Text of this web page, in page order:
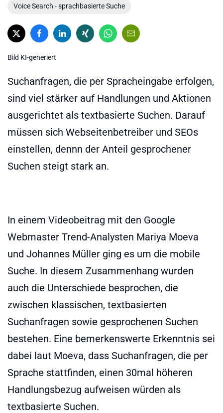
Voice Search - sprachbasierte Suche
Bild KI-generiert
Suchanfragen, die per Spracheingabe erfolgen,
sind viel stärker auf Handlungen und Aktionen
ausgerichtet als textbasierte Suchen. Darauf
müssen sich Webseitenbetreiber und SEOs
einstellen, dennn der Anteil gesprochener
Suchen steigt stark an.
In einem Videobeitrag mit den Google
Webmaster Trend-Analysten Mariya Moeva
und Johannes Müller ging es um die mobile
Suche. In diesem Zusammenhang wurden
auch die Unterschiede besprochen, die
zwischen klassischen, textbasierten
Suchanfragen sowie gesprochenen Suchen
bestehen. Eine bemerkenswerte Erkenntnis sei
dabei laut Moeva, dass Suchanfragen, die per
Sprache stattfinden, einen 30mal höheren
Handlungsbezug aufweisen würden als
textbasierte Suchen.